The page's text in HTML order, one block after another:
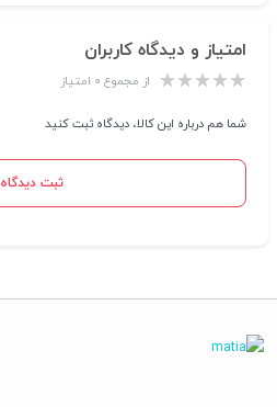
امتیاز و دیدگاه کاربران
از مجموع ۰ امتیاز
شما هم درباره این کالا، دیدگاه ثبت کنید
ثبت دیدگاه